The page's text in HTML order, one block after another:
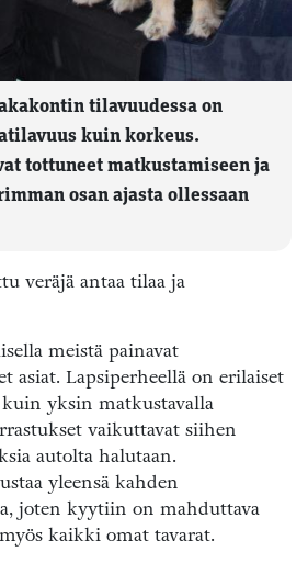
tilavuudessa on
kuin korkeus.
tottuneet matkustamiseen ja
osan ajasta ollessaan
veräjä antaa tilaa ja
meistä painavat
asiat. Lapsiperheellä on erilaiset
yksin matkustavalla
vaikuttavat siihen
autolta halutaan.
yleensä kahden
joten kyytiin on mahduttava
kaikki omat tavarat.